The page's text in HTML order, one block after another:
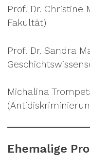
Prof. Dr. Christine
Fakultät)
Prof. Dr. Sandra
Michalina
Ehemalige